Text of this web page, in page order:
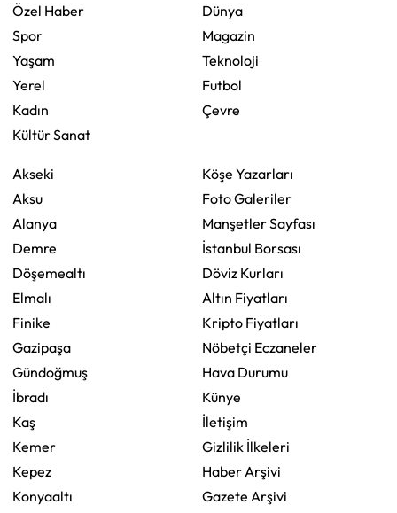
Özel Haber
Spor
Yaşam
Yerel
Kadın
Kültür Sanat
Dünya
Magazin
Teknoloji
Futbol
Çevre
Akseki
Aksu
Alanya
Demre
Döşemealtı
Elmalı
Finike
Gazipaşa
Gündoğmuş
İbradı
Kaş
Kemer
Kepez
Konyaaltı
Köşe Yazarları
Foto Galeriler
Manşetler Sayfası
İstanbul Borsası
Döviz Kurları
Altın Fiyatları
Kripto Fiyatları
Nöbetçi Eczaneler
Hava Durumu
Künye
İletişim
Gizlilik İlkeleri
Haber Arşivi
Gazete Arşivi